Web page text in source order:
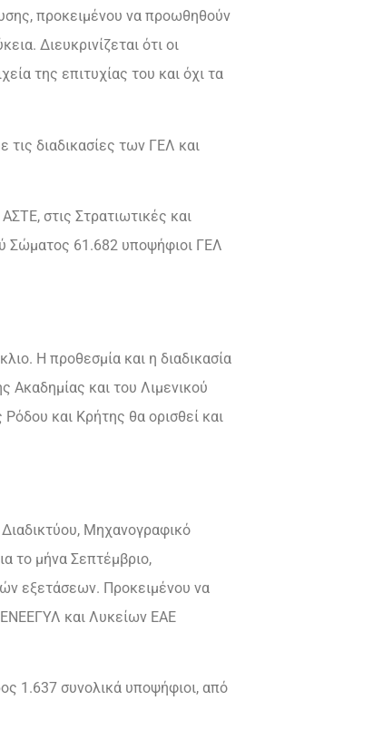
προκειμένου να προωθηθούν
Διευκρινίζεται ότι οι
της επιτυχίας του και όχι τα
διαδικασίες των ΓΕΛ και
στις Στρατιωτικές και
Σώματος 61.682 υποψήφιοι ΓΕΛ
Η προθεσμία και η διαδικασία
Ακαδημίας και του Λιμενικού
και Κρήτης θα ορισθεί και
Μηχανογραφικό
το μήνα Σεπτέμβριο,
εξετάσεων. Προκειμένου να
και Λυκείων ΕΑΕ
1.637 συνολικά υποψήφιοι, από